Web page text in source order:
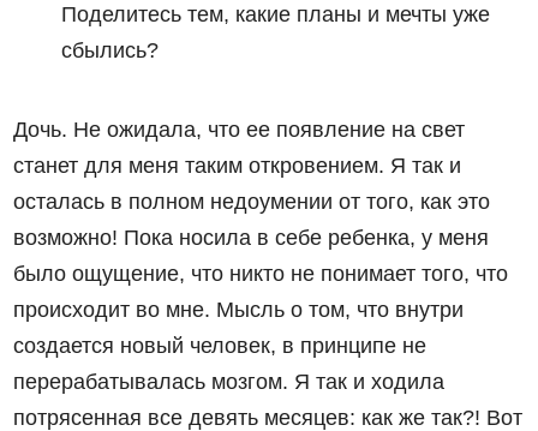
Поделитесь тем, какие планы и мечты уже
сбылись?
Дочь. Не ожидала, что ее появление на свет
станет для меня таким откровением. Я так и
осталась в полном недоумении от того, как это
возможно! Пока носила в себе ребенка, у меня
было ощущение, что никто не понимает того, что
происходит во мне. Мысль о том, что внутри
создается новый человек, в принципе не
перерабатывалась мозгом. Я так и ходила
потрясенная все девять месяцев: как же так?! Вот